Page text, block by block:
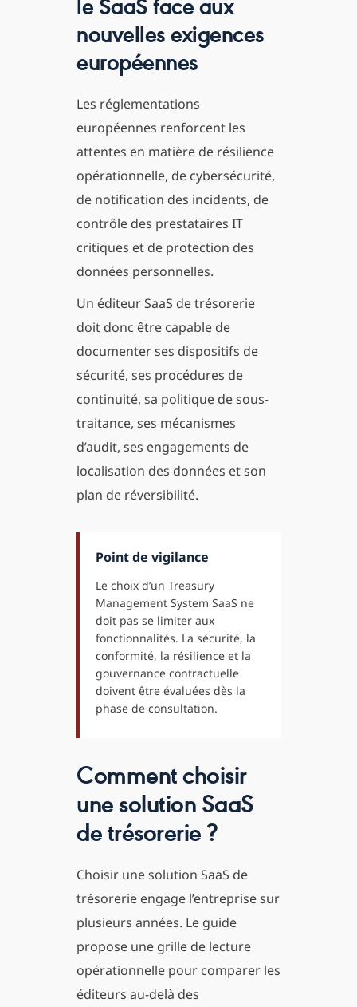
le SaaS face aux
nouvelles exigences
européennes
Les réglementations
européennes renforcent les
attentes en matière de résilience
opérationnelle, de cybersécurité,
de notification des incidents, de
contrôle des prestataires IT
critiques et de protection des
données personnelles.
Un éditeur SaaS de trésorerie
doit donc être capable de
documenter ses dispositifs de
sécurité, ses procédures de
continuité, sa politique de sous-
traitance, ses mécanismes
d’audit, ses engagements de
localisation des données et son
plan de réversibilité.
Point de vigilance
Le choix d’un Treasury
Management System SaaS ne
doit pas se limiter aux
fonctionnalités. La sécurité, la
conformité, la résilience et la
gouvernance contractuelle
doivent être évaluées dès la
phase de consultation.
Comment choisir
une solution SaaS
de trésorerie ?
Choisir une solution SaaS de
trésorerie engage l’entreprise sur
plusieurs années. Le guide
propose une grille de lecture
opérationnelle pour comparer les
éditeurs au-delà des